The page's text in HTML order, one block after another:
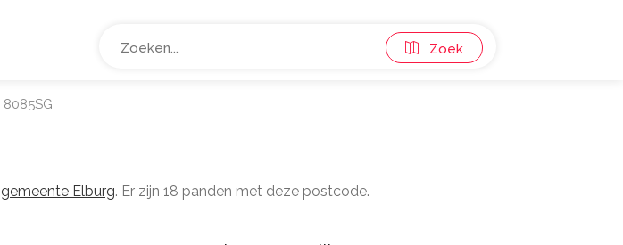
Zoek
8085SG
gemeente Elburg. Er zijn 18 panden met deze postcode.